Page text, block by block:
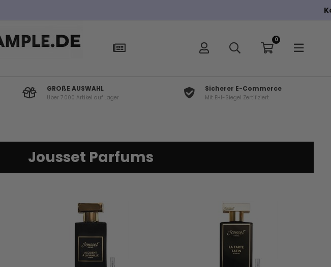
0
GROßE AUSWAHL
Über 7.000 Artikel auf Lager
Sicherer E-Commerce
Mit EHI-Siegel Zertifiziert
Jousset Parfums